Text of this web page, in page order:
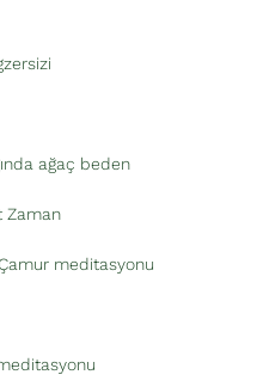
ağaç beden
Zaman
meditasyonu